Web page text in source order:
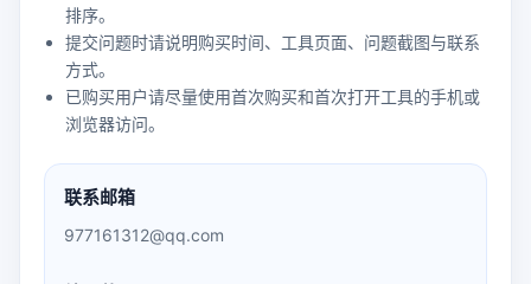
排序。
提交问题时请说明购买时间、工具页面、问题截图与联系
方式。
已购买用户请尽量使用首次购买和首次打开工具的手机或
浏览器访问。
联系邮箱
977161312@qq.com